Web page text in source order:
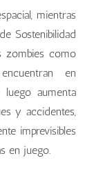
mientras
Sostenibilidad
zombies como
en
luego aumenta
y accidentes,
imprevisibles
en juego.